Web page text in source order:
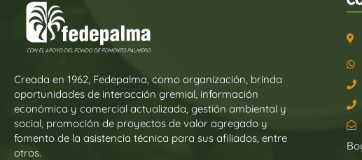
Creada en 1962, Fedepalma, como organización, brinda
oportunidades de interacción gremial, información
económica y comercial actualizada, gestión ambiental y
social, promoción de proyectos de valor agregado y
fomento de la asistencia técnica para sus afiliados, entre
otros.